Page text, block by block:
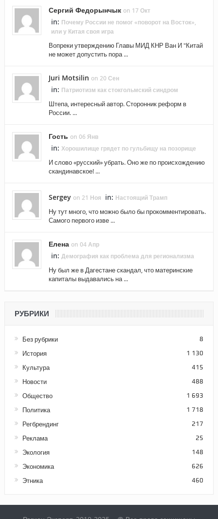
Сергий Федорынчык on 17 Окт
in: Почему России не помог «поворот на Восток»,
или у Китая своя игра
Вопреки утверждению Главы МИД КНР Ван И "Китай
не может допустить пора ...
Juri Motsilin on 20 Сен
in: Патриотизм как стокгольмский синдром
Штепа, интересный автор. Сторонник реформ в
России. ...
Гость on 06 Янв
in: Хорошилище грядет по гульбищу на позорище
И слово «русский» убрать. Оно же по происхождению
скандинавское! ...
Sergey on 21 Ноя in: Настоящий Трамп
Ну тут много, что можно было бы прокомментировать.
Самого первого изве ...
Елена on 04 Апр
in: Демография как проблема для регионализма
Ну был же в Дагестане скандал, что материнские
капиталы выдавались на ...
РУБРИКИ
Без рубрики 8
История 1 130
Культура 415
Новости 488
Общество 1 693
Политика 1 718
Регбрендинг 217
Реклама 25
Экология 148
Экономика 626
Этника 460